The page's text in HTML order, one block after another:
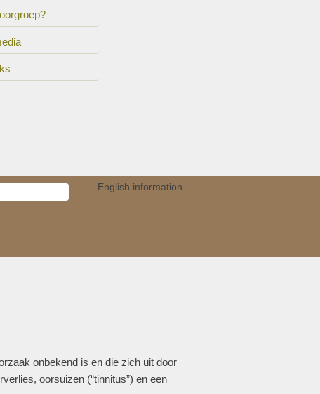
English information
onbekend is en die zich uit door
oorsuizen (“tinnitus”) en een